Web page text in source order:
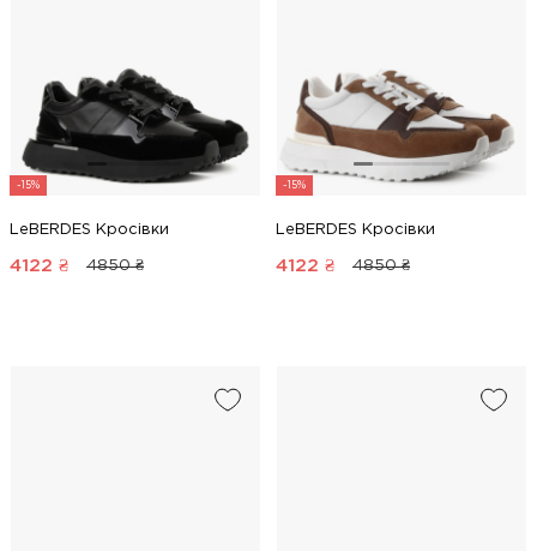
-15%
LeBERDES Кросівки
4122 ₴ 4850 ₴
-15%
LeBERDES Кросівки
4122 ₴ 4850 ₴